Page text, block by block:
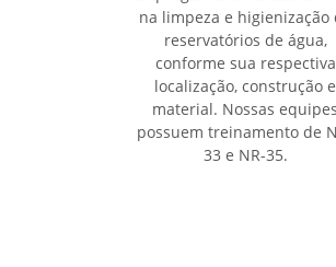
na limpeza e higienização
reservatórios de água,
conforme sua respectiva
localização, construção e
material. Nossas equipes
possuem treinamento de
33 e NR-35.